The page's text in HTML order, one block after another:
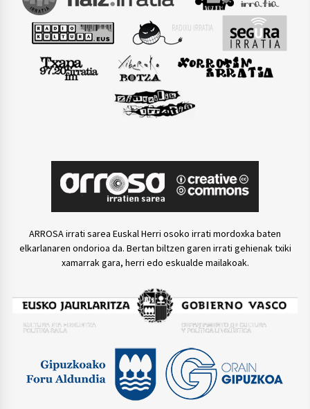
ARROSA irrati sarea Euskal Herri osoko irrati mordoxka baten
elkarlanaren ondorioa da. Bertan biltzen garen irrati gehienak txiki
xamarrak gara, herri edo eskualde mailakoak.